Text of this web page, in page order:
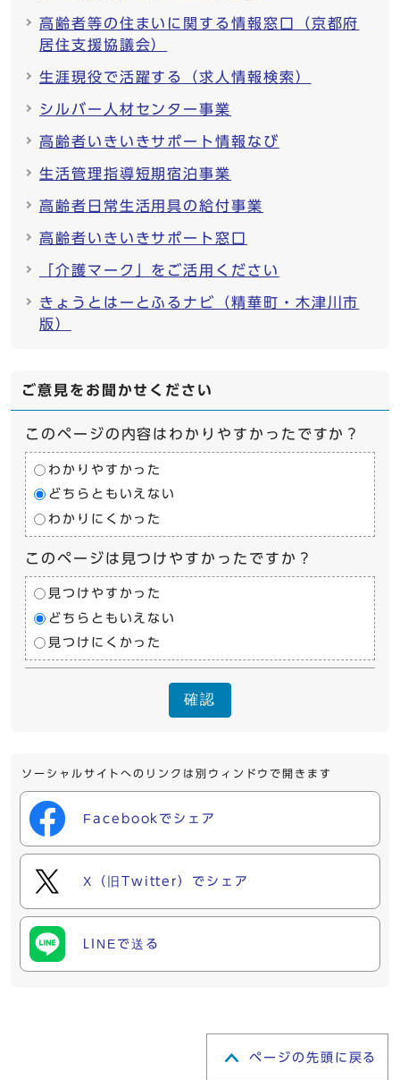
高齢者等の住まいに関する情報窓口（京都府
居住支援協議会）
生涯現役で活躍する（求人情報検索）
シルバー人材センター事業
高齢者いきいきサポート情報なび
生活管理指導短期宿泊事業
高齢者日常生活用具の給付事業
高齢者いきいきサポート窓口
「介護マーク」をご活用ください
きょうとはーとふるナビ（精華町・木津川市
版）
ご意見をお聞かせください
このページの内容はわかりやすかったですか？
わかりやすかった
どちらともいえない
わかりにくかった
このページは見つけやすかったですか？
見つけやすかった
どちらともいえない
見つけにくかった
確認
ソーシャルサイトへのリンクは別ウィンドウで開きます
Facebookでシェア
X（旧Twitter）でシェア
LINEで送る
ページの先頭に戻る